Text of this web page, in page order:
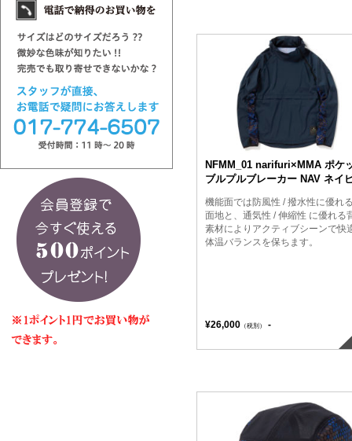
NFMM_01 narifuri×MMA ポケ
ブルプルブレーカー NAV ネイ
機能面では防風性 / 撥水性に優れ
面地と、通気性 / 伸縮性 に優れる
素材によりアクティブシーンで快
体温バランスを保ちます。
¥26,000 （税別） -